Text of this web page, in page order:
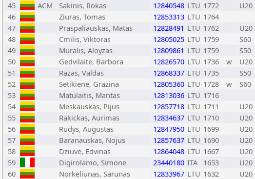
45
ACM Sakinis, Rokas 12840548 LTU 1772 U20
46
Ziuras, Tomas 12853313 LTU 1764
47
Praspaliauskas, Matas 12828491 LTU 1762 U20
48
Cmilis, Viktoras 12805025 LTU 1759 S60
49
Muralis, Aloyzas 12809861 LTU 1759 S50
50
Gedvilaite, Barbora 12826570 LTU 1736 w U20
51
Razas, Valdas 12868337 LTU 1735 S50
52
Setikiene, Grazina 12805360 LTU 1728 w S60
53
Matulaitis, Mantas 12813036 LTU 1716
54
Meskauskas, Pijus 12857718 LTU 1711 U20
55
Rakickas, Aurimas 12834637 LTU 1710 U20
56
Rudys, Augustas 12847950 LTU 1699 U20
57
Baranauskas, Nojus 12857637 LTU 1690 U20
58
Dziuve, Edvinas 12864048 LTU 1667 U20
59
Digirolamo, Simone 23440180 ITA 1653 U20
60
Norkeliunas, Sarunas 12833967 LTU 1632 U20